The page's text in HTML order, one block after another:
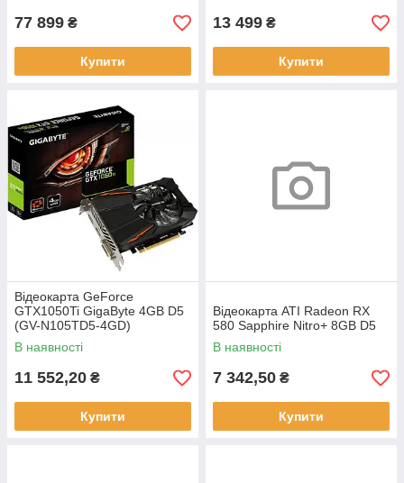
77 899 ₴
Купити
13 499 ₴
Купити
Відеокарта GeForce
GTX1050Ti GigaByte 4GB D5
(GV-N105TD5-4GD)
В наявності
11 552,20 ₴
Купити
Відеокарта ATI Radeon RX
580 Sapphire Nitro+ 8GB D5
В наявності
7 342,50 ₴
Купити